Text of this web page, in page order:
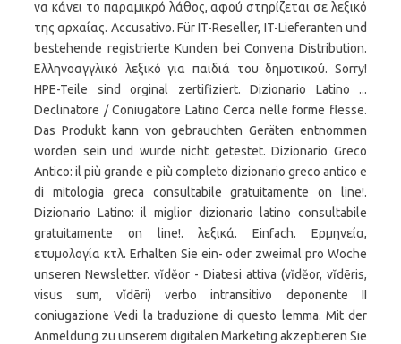
να κάνει το παραμικρό λάθος, αφού στηρίζεται σε λεξικό
της αρχαίας. Accusativo. Für IT-Reseller, IT-Lieferanten und
bestehende registrierte Kunden bei Convena Distribution.
Ελληνοαγγλικό λεξικό για παιδιά του δημοτικού. Sorry!
HPE-Teile sind orginal zertifiziert. Dizionario Latino ...
Declinatore / Coniugatore Latino Cerca nelle forme flesse.
Das Produkt kann von gebrauchten Geräten entnommen
worden sein und wurde nicht getestet. Dizionario Greco
Antico: il più grande e più completo dizionario greco antico e
di mitologia greca consultabile gratuitamente on line!.
Dizionario Latino: il miglior dizionario latino consultabile
gratuitamente on line!. λεξικά. Einfach. Ερμηνεία,
ετυμολογία κτλ. Erhalten Sie ein- oder zweimal pro Woche
unseren Newsletter. vĭdĕor - Diatesi attiva (vĭdĕor, vĭdēris,
visus sum, vĭdēri) verbo intransitivo deponente II
coniugazione Vedi la traduzione di questo lemma. Mit der
Anmeldung zu unserem digitalen Marketing akzeptieren Sie